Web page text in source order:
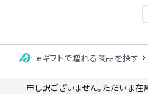
eギフトで贈れる商品を探す
申し訳ございません。ただいま在